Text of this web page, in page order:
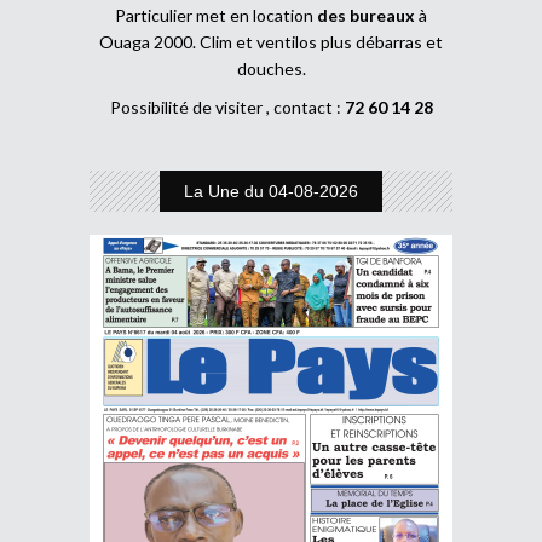
Particulier met en location des bureaux à
Ouaga 2000. Clim et ventilos plus débarras et
douches.
Possibilité de visiter , contact : 72 60 14 28
La Une du 04-08-2026